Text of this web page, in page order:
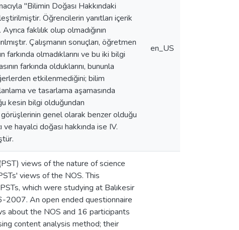
"Bilimin Doğası Hakkındaki
Öğrencilerin yanıtları içerik
faklılık olup olmadığının
Çalışmanın sonuçları, öğretmen
olmadıklarını ve bu iki bilgi
farkında olduklarını, bununla
etkilenmediğini; bilim
ve tasarlama aşamasında
kesin bilgi olduğundan
genel olarak benzer olduğu
ve hayalci doğası hakkında ise IV.
en_US
views of the nature of science
views of the NOS. This
which were studying at Balıkesir
2007. An open ended questionnaire
about the NOS and 16 participants
content analysis method; their